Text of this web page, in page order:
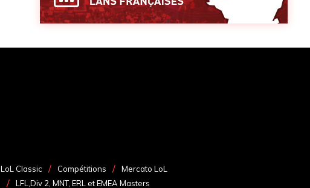
LoL Classic Compétitions
Mercato LoL
LFL,Div 2, MNT, ERL et EMEA Masters